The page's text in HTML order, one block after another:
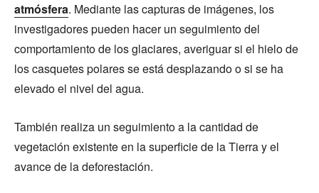
atmósfera. Mediante las capturas de imágenes, los
investigadores pueden hacer un seguimiento del
comportamiento de los glaciares, averiguar si el hielo de
los casquetes polares se está desplazando o si se ha
elevado el nivel del agua.
También realiza un seguimiento a la cantidad de
vegetación existente en la superficie de la Tierra y el
avance de la deforestación.